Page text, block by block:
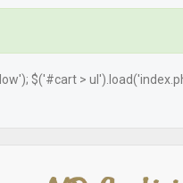
$('#cart >